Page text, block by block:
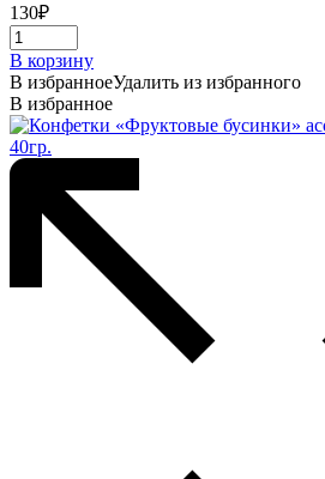
130₽
В корзину
В избранноеУдалить из избранного
В избранное